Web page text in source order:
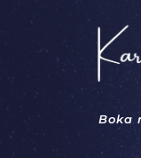
Boka